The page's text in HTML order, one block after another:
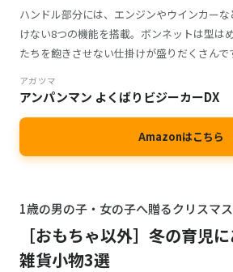
ハンドル部分には、エンジンやウインカー
けない8つの機能を搭載。ボンネットは型は
たちを飽きさせない仕掛けが盛りだくさんで
アガツマ
アンパンマン よくばりビジーカーDX
Amazonはこちら
1歳の男の子・女の子へ贈るクリスマ
［おもちゃ以外］冬の育児
雑貨小物3選